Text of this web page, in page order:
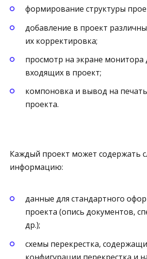
формирование структуры
добавление в проект
их корректировка;
просмотр на экране монитора
входящих в проект;
компоновка и вывод на
проекта.
Каждый проект может содержать
информацию:
данные для стандартного
проекта (опись документов,
др.);
схемы перекрестка,